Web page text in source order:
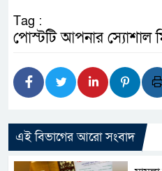
Tag :
পোস্টটি আপনার স্যোশাল
এই বিভাগের আরো সংবাদ